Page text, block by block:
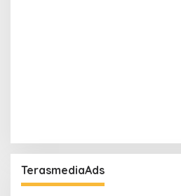
TerasmediaAds